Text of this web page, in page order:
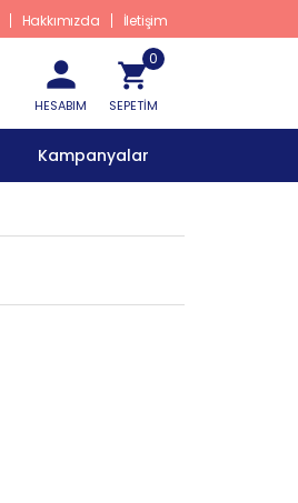
Hakkımızda İletişim
SEPETİM
0
HESABIM
Kampanyalar